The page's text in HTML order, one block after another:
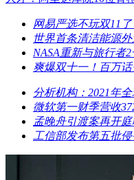
网易严选不玩双11
世界首条清洁能源
NASA重新与旅行者
爽爆双十一！百万话
分析机构：2021年
微软第一财季营收
孟晚舟引渡案再开
工信部发布第五批